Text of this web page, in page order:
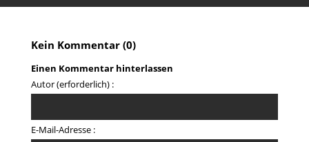
Kein Kommentar (0)
Einen Kommentar hinterlassen
Autor (erforderlich) :
E-Mail-Adresse :